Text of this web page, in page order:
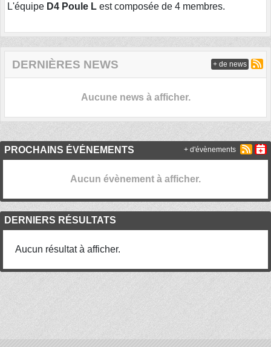
L'équipe D4 Poule L est composée de 4 membres.
DERNIÈRES NEWS
Aucune news à afficher.
+ de news
PROCHAINS ÉVÉNEMENTS
Aucun évènement à afficher.
+ d'évènements
DERNIERS RÉSULTATS
Aucun résultat à afficher.